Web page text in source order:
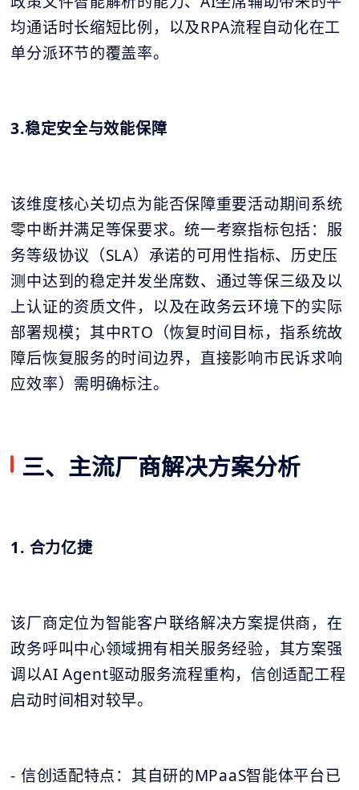
均通话时长缩短比例，以及RPA流程自动化在工
单分派环节的覆盖率。
3.稳定安全与效能保障
该维度核心关切点为能否保障重要活动期间系统
零中断并满足等保要求。统一考察指标包括：服
务等级协议（SLA）承诺的可用性指标、历史压
测中达到的稳定并发坐席数、通过等保三级及以
上认证的资质文件，以及在政务云环境下的实际
部署规模；其中RTO（恢复时间目标，指系统故
障后恢复服务的时间边界，直接影响市民诉求响
应效率）需明确标注。
三、主流厂商解决方案分析
1. 合力亿捷
该厂商定位为智能客户联络解决方案提供商，在
政务呼叫中心领域拥有相关服务经验，其方案强
调以AI Agent驱动服务流程重构，信创适配工程
启动时间相对较早。
- 信创适配特点：其自研的MPaaS智能体平台已